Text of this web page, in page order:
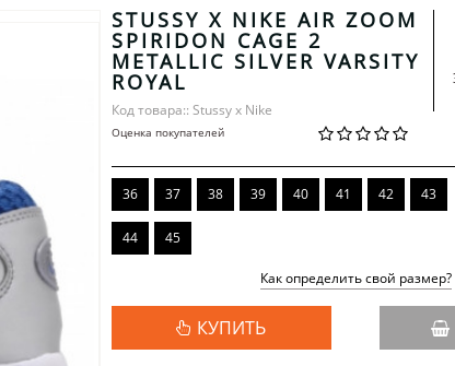
STUSSY X NIKE AIR ZOOM
SPIRIDON CAGE 2
METALLIC SILVER VARSITY
ROYAL
Код товара:: Stussy x Nike
Оценка покупателей
36 37 38 39 40 41 42 43
44 45
Как определить свой размер?
КУПИТЬ